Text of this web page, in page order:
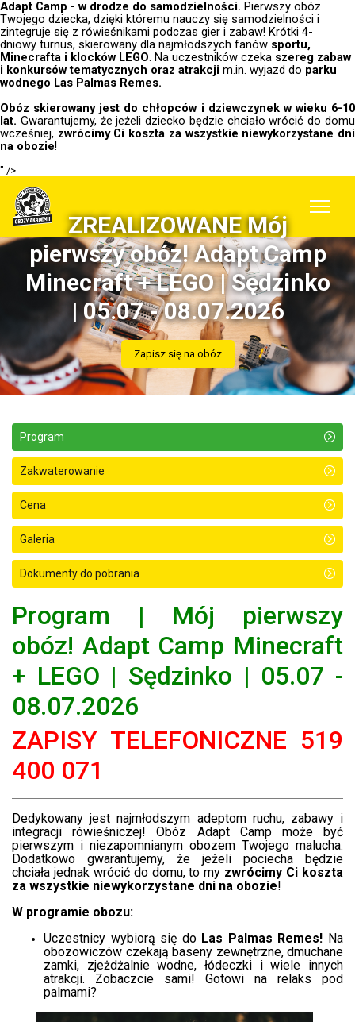
Adapt Camp - w drodze do samodzielności. Pierwszy obóz
Twojego dziecka, dzięki któremu nauczy się samodzielności i
zintegruje się z rówieśnikami podczas gier i zabaw! Krótki 4-
dniowy turnus, skierowany dla najmłodszych fanów sportu,
Minecrafta i klocków LEGO. Na uczestników czeka szereg zabaw
i konkursów tematycznych oraz atrakcji m.in. wyjazd do parku
wodnego Las Palmas Remes.
Obóz skierowany jest do chłopców i dziewczynek w wieku 6-10
lat. Gwarantujemy, że jeżeli dziecko będzie chciało wrócić do domu
wcześniej, zwrócimy Ci koszta za wszystkie niewykorzystane dni
na obozie!
" />
ZREALIZOWANE Mój
pierwszy obóz! Adapt Camp
Minecraft + LEGO | Sędzinko
| 05.07 - 08.07.2026
Zapisz się na obóz
Program
Zakwaterowanie
Cena
Galeria
Dokumenty do pobrania
Program | Mój pierwszy
obóz! Adapt Camp Minecraft
+ LEGO | Sędzinko | 05.07 -
08.07.2026
ZAPISY TELEFONICZNE 519
400 071
Dedykowany jest najmłodszym adeptom ruchu, zabawy i
integracji rówieśniczej! Obóz Adapt Camp może być
pierwszym i niezapomnianym obozem Twojego malucha.
Dodatkowo gwarantujemy, że jeżeli pociecha będzie
chciała jednak wrócić do domu, to my zwrócimy Ci koszta
za wszystkie niewykorzystane dni na obozie!
W programie obozu:
Uczestnicy wybiorą się do Las Palmas Remes! Na
obozowiczów czekają baseny zewnętrzne, dmuchane
zamki, zjeżdżalnie wodne, łódeczki i wiele innych
atrakcji. Zobaczcie sami! Gotowi na relaks pod
palmami?